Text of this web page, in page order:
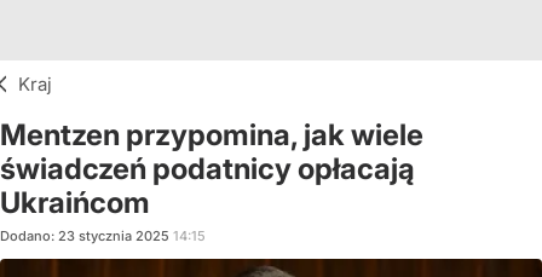
Kraj
Mentzen przypomina, jak wiele
świadczeń podatnicy opłacają
Ukraińcom
Dodano: 23 stycznia 2025 14:15